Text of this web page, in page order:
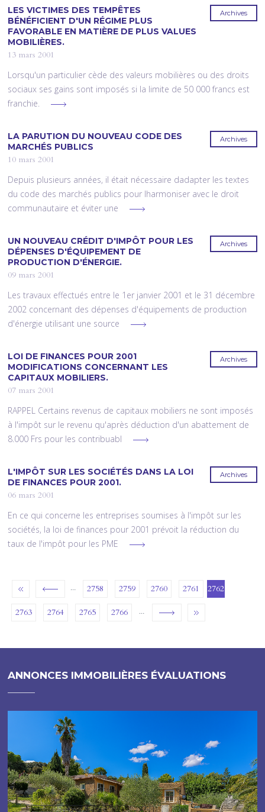
Archives
LES VICTIMES DES TEMPÊTES
BÉNÉFICIENT D'UN RÉGIME PLUS
FAVORABLE EN MATIÈRE DE PLUS VALUES
MOBILIÈRES.
13 mars 2001
Lorsqu'un particulier cède des valeurs mobilières ou des droits
sociaux ses gains sont imposés si la limite de 50 000 francs est
franchie.
Archives
LA PARUTION DU NOUVEAU CODE DES
MARCHÉS PUBLICS
10 mars 2001
Depuis plusieurs années, il était nécessaire dadapter les textes
du code des marchés publics pour lharmoniser avec le droit
communautaire et éviter une
Archives
UN NOUVEAU CRÉDIT D'IMPÔT POUR LES
DÉPENSES D'ÉQUIPEMENT DE
PRODUCTION D'ÉNERGIE.
09 mars 2001
Les travaux effectués entre le 1er janvier 2001 et le 31 décembre
2002 concernant des dépenses d'équipements de production
d'énergie utilisant une source
Archives
LOI DE FINANCES POUR 2001
MODIFICATIONS CONCERNANT LES
CAPITAUX MOBILIERS.
07 mars 2001
RAPPEL Certains revenus de capitaux mobiliers ne sont imposés
à l'impôt sur le revenu qu'après déduction d'un abattement de
8.000 Frs pour les contribuabl
Archives
L'IMPÔT SUR LES SOCIÉTÉS DANS LA LOI
DE FINANCES POUR 2001.
06 mars 2001
En ce qui concerne les entreprises soumises à l'impôt sur les
sociétés, la loi de finances pour 2001 prévoit la réduction du
taux de l'impôt pour les PME
… 2758 2759 2760 2761 2762
2763 2764 2765 2766 …
ANNONCES IMMOBILIÈRES ÉVALUATIONS